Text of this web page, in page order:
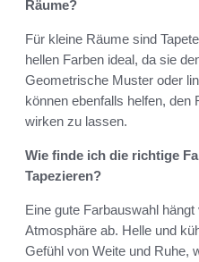
Räume?
Für kleine Räume sind
hellen Farben ideal, da sie
Geometrische Muster oder
können ebenfalls helfen,
wirken zu lassen.
Wie finde ich die richtige
Tapezieren?
Eine gute Farbauswahl
Atmosphäre ab. Helle und
Gefühl von Weite und Ruhe,